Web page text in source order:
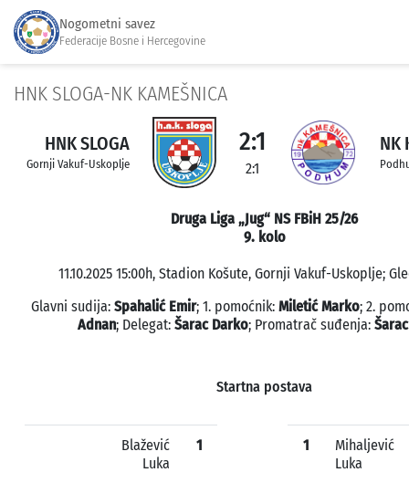
Nogometni savez
Federacije Bosne i Hercegovine
HNK SLOGA-NK KAMEŠNICA
HNK SLOGA
Gornji Vakuf-Uskoplje
2:1
2:1
NK
Druga Liga „Jug“ NS FBiH 25/26
9. kolo
11.10.2025 15:00h, Stadion Košute, Gornji Vakuf-Uskoplje;
Glavni sudija: Spahalić Emir; 1. pomoćnik: Miletić Marko; 2.
Adnan; Delegat: Šarac Darko; Promatrač suđenja:
Startna postava
Blažević
Luka
1 1
Mihaljević
Luka